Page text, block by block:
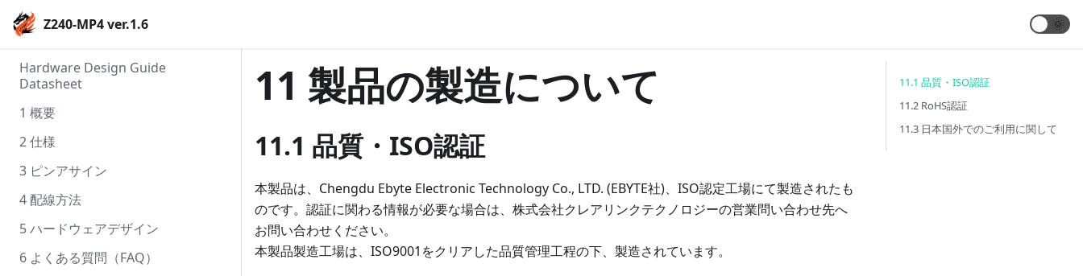
Z240-MP4 ver.1.6 🌞
Hardware Design Guide
Datasheet
1 概要
2 仕様
3 ピンアサイン
4 配線方法
5 ハードウェアデザイン
6 よくある質問（FAQ）
11 製品の製造について
11.1 品質・ISO認証
本製品は、Chengdu Ebyte Electronic Technology Co., LTD. (EBYTE社)、ISO認定工場にて製造されたも
のです。認証に関わる情報が必要な場合は、株式会社クレアリンクテクノロジーの営業問い合わせ先へ
お問い合わせください。
本製品製造工場は、ISO9001をクリアした品質管理工程の下、製造されています。
11.1 品質・ISO認証
11.2 RoHS認証
11.3 日本国外でのご利用に関して